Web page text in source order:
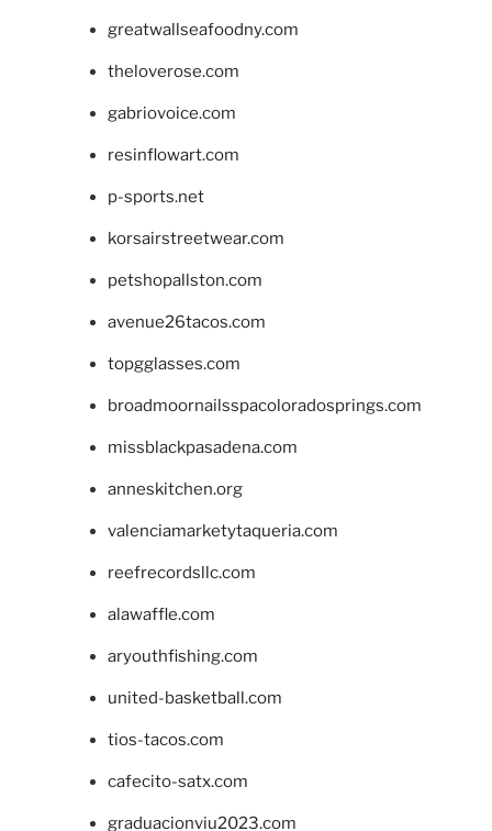
greatwallseafoodny.com
theloverose.com
gabriovoice.com
resinflowart.com
p-sports.net
korsairstreetwear.com
petshopallston.com
avenue26tacos.com
topgglasses.com
broadmoornailsspacoloradosprings.com
missblackpasadena.com
anneskitchen.org
valenciamarketytaqueria.com
reefrecordsllc.com
alawaffle.com
aryouthfishing.com
united-basketball.com
tios-tacos.com
cafecito-satx.com
graduacionviu2023.com